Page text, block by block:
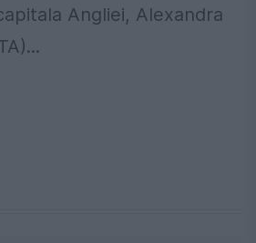
Angliei, Alexandra